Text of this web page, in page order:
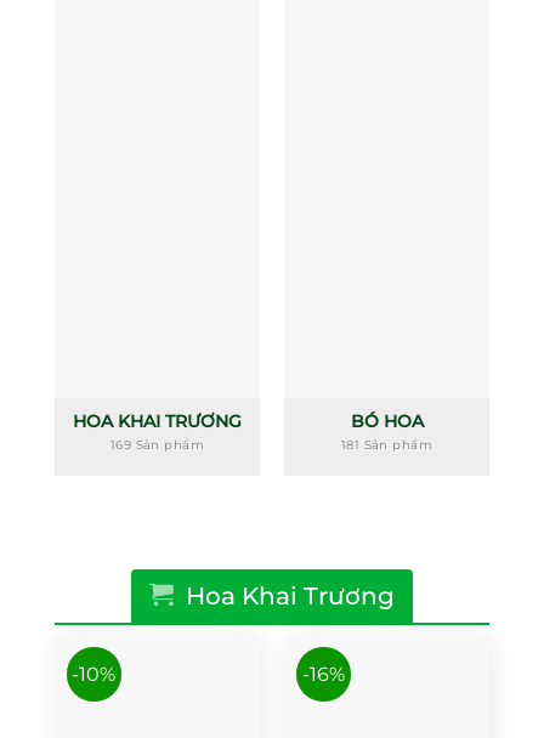
HOA KHAI TRƯƠNG
169 Sản phẩm
BÓ HOA
181 Sản phẩm
Hoa Khai Trương
-10% -16%